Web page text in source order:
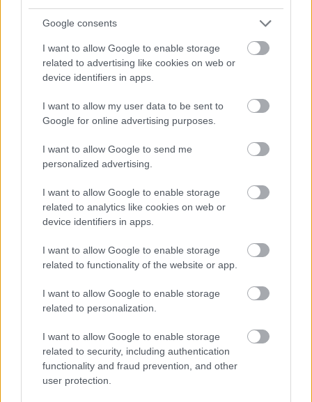
Google consents
I want to allow Google to enable storage
related to advertising like cookies on web or
device identifiers in apps.
I want to allow my user data to be sent to
Google for online advertising purposes.
I want to allow Google to send me
personalized advertising.
I want to allow Google to enable storage
related to analytics like cookies on web or
device identifiers in apps.
I want to allow Google to enable storage
related to functionality of the website or app.
I want to allow Google to enable storage
related to personalization.
I want to allow Google to enable storage
related to security, including authentication
functionality and fraud prevention, and other
user protection.
Felkészülési szezon 4. mérkőzés
Nya Ullevi, Göteborg
AC MilanvsManchester United2026-08-15 18:00
ELŐZŐ MÉRKŐZÉSEK
Támogatás
Támogasd adományoddal
a ManUtdFanatics.hu működését!
Kapcsolódó hírek